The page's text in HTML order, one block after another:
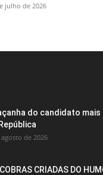
julho de 2026
do candidato
agosto de 2026
CRIADAS DO